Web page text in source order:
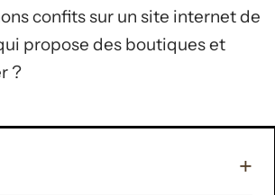
confits sur un site internet de
propose des boutiques et
?